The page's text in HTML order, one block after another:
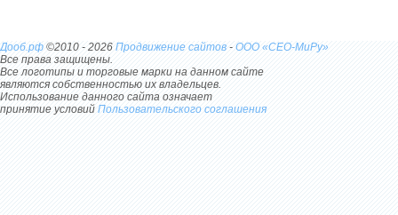
Дооб.рф©2010 - 2026Продвижение сайтов-ООО «СЕО-МиРу»
Все права защищены.
Все логотипы и торговые марки на данном сайте
являются собственностью их владельцев.
Использование данного сайта означает
принятие условийПользовательского соглашения